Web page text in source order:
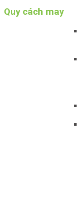
Quy cách may